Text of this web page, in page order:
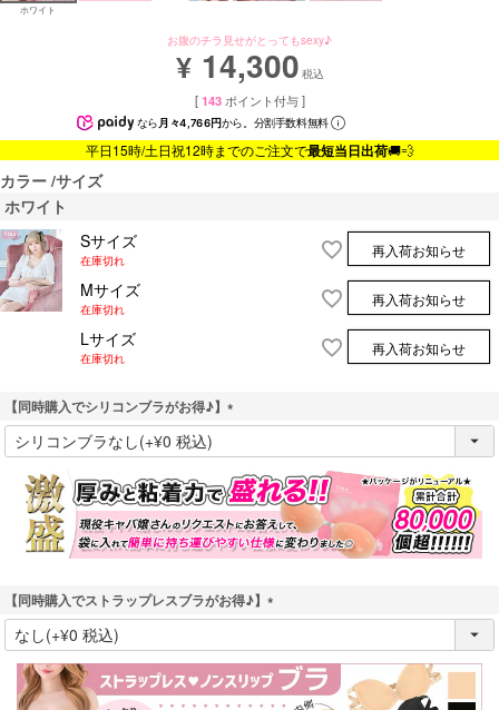
ホワイト
お腹のチラ見せがとってもsexy♪
¥ 14,300 税込
[ 143 ポイント付与 ]
なら月々4,766円から。分割手数料無料
平日15時/土日祝12時までのご注文で最短当日出荷🚚💨
カラー サイズ
ホワイト
Sサイズ
在庫切れ
再入荷お知らせ
Mサイズ
在庫切れ
再入荷お知らせ
Lサイズ
在庫切れ
再入荷お知らせ
【同時購入でシリコンブラがお得♪】
(
)
【同時購入でストラップレスブラがお得♪】
(
須
)